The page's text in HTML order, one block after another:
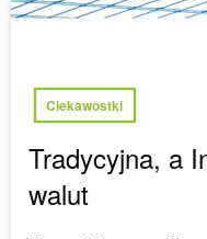
Ciekawostki
Tradycyjna, a
walut